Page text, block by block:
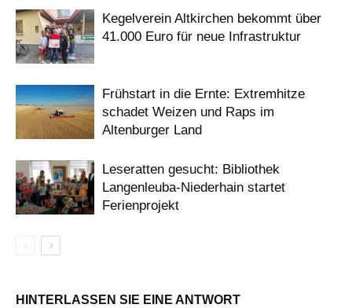
Kegelverein Altkirchen bekommt über
41.000 Euro für neue Infrastruktur
Frühstart in die Ernte: Extremhitze
schadet Weizen und Raps im
Altenburger Land
Leseratten gesucht: Bibliothek
Langenleuba-Niederhain startet
Ferienprojekt
HINTERLASSEN SIE EINE ANTWORT